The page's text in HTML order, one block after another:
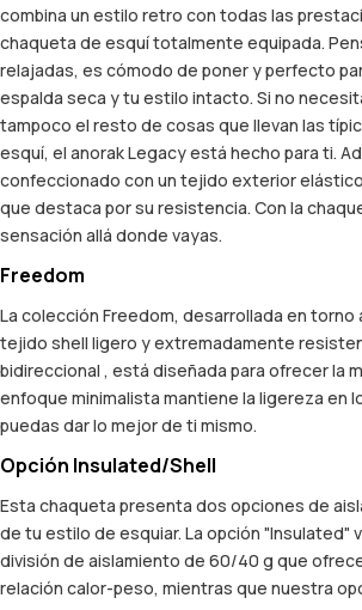
combina un estilo retro con todas las
chaqueta de esquí totalmente equipada.
relajadas, es cómodo de poner y perfecto
espalda seca y tu estilo intacto. Si no
tampoco el resto de cosas que llevan las
esquí, el anorak Legacy está hecho para ti.
confeccionado con un tejido exterior
que destaca por su resistencia. Con la
sensación allá donde vayas.
Freedom
La colección Freedom, desarrollada en torno
tejido shell ligero y extremadamente
bidireccional , está diseñada para ofrecer la
enfoque minimalista mantiene la ligereza en
puedas dar lo mejor de ti mismo.
Opción Insulated/Shell
Esta chaqueta presenta dos opciones de
de tu estilo de esquiar. La opción "Insulated"
división de aislamiento de 60/40 g que
relación calor-peso, mientras que nuestra